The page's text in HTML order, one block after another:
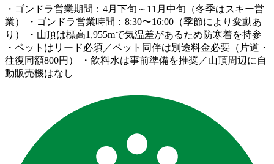
・ゴンドラ営業期間：4月下旬～11月中旬（冬季はスキー営
業） ・ゴンドラ営業時間：8:30〜16:00（季節により変動あ
り） ・山頂は標高1,955mで気温差があるため防寒着を持参
・ペットはリード必須／ペット同伴は別途料金必要（片道・
往復同額800円） ・飲料水は事前準備を推奨／山頂周辺に自
動販売機はなし